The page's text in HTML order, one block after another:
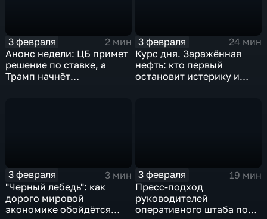
3 февраля
2 мин
Анонс недели: ЦБ примет
решение по ставке, а
Трамп начнёт
3 февраля
24 мин
Курс дня. Заражённая
нефть: кто первый
остановит истерику и
3 февраля
3 мин
"Черный лебедь": как
дорого мировой
экономике обойдётся
3 февраля
19 мин
Пресс-подход
руководителей
оперативного штаба по